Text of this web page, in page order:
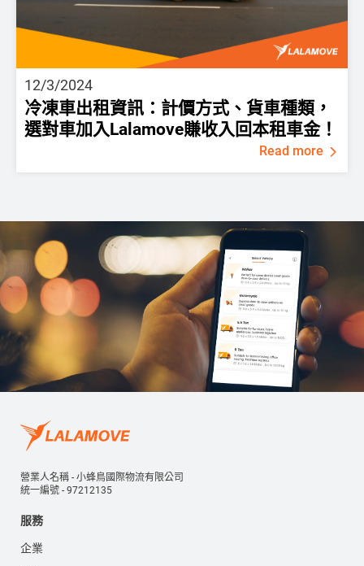
12/3/2024
冷凍車出租資訊：計價方式、貨車種類，
選對車加入Lalamove賺收入回本租車金！
Read more
營業人名稱 - 小蜂鳥國際物流有限公司
統一編號 - 97212135
服務
企業